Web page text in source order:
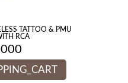
TATTOO & PMU
RCA